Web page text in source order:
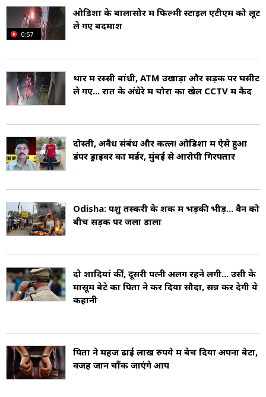
एकीकृत परीक्षण रेंज बालासोर से 18 किमी दक्षिण में
स्थित है (. The Indian Ballistic Missile
Defense Program).
2011 की जनगणना के अनुसार बालासोर जिले की
जनसंख्या 2,320,529 है (Balasore Population).
किलोमीटर है (Balasore Density). बालासोर में
प्रत्येक 1000 पुरुषों पर 957 महिलाओं का लिंगानुपात है
(Balasore Sex Ratio) और साक्षरता दर 80.66% है
(Balasore Literacy).
का मिश्रण है. यह शहर कई प्रकार के भोजन, मनोरंजन
और विविध जीवन शैली का शहर है (Culture of
बालासोर के निवासी पश्चिमी और भारतीय दोनों तरह के
त्योहार मनाते हैं. दिवाली, होली, ईद, क्रिसमस, नवरात्रि,
0:57
ओडिशा के बालासोर में फिल्मी स्टाइल एटीएम को लूट
ले गए बदमाश
थार में रस्सी बांधी, ATM उखाड़ा और सड़क पर घसीट
ले गए... रात के अंधेरे में चोरों का खेल CCTV में कैद
दोस्ती, अवैध संबंध और कत्ल! ओडिशा में ऐसे हुआ
डंपर ड्राइवर का मर्डर, मुंबई से आरोपी गिरफ्तार
Odisha: पशु तस्करी के शक में भड़की भीड़... वैन को
बीच सड़क पर जला डाला
दो शादियां कीं, दूसरी पत्नी अलग रहने लगी... उसी के
मासूम बेटे का पिता ने कर दिया सौदा, सन्न कर देगी ये
कहानी
पिता ने महज ढाई लाख रुपये में बेच दिया अपना बेटा,
वजह जान चौंक जाएंगे आप